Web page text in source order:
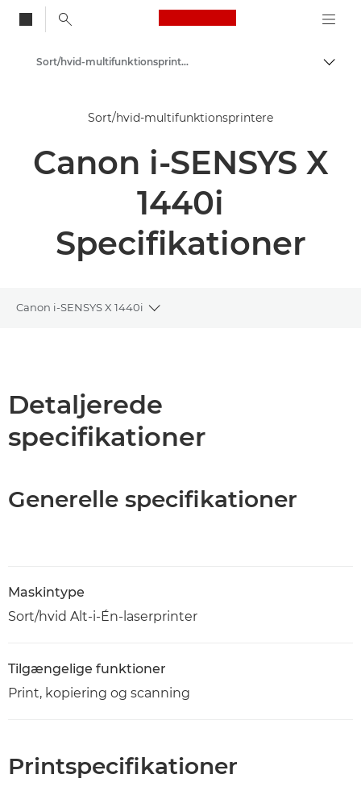
Canon Logo, back
Skift
Løsninger og services
Erhvervsprodukter
Multifunktionsprintere – Alt-i-Én-printere
Sort/hvid-multifunktionsprintere
Sort/hvid-multifunktionsprintere
Canon i-SENSYS X
1440i
Specifikationer
Canon i-SENSYS X 1440i
Toggle breadcrumbs
Detaljerede
specifikationer
Generelle specifikationer
Maskintype
Sort/hvid Alt-i-Én-laserprinter
Tilgængelige funktioner
Print, kopiering og scanning
Printspecifikationer